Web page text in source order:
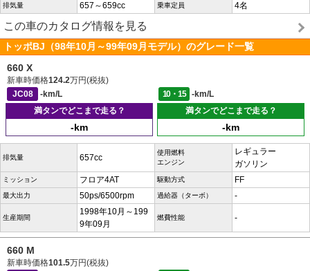
排気量 657～659cc 乗車定員 4名
この車のカタログ情報を見る
トッポBJ（98年10月～99年09月モデル）のグレード一覧
660 X
新車時価格124.2万円(税抜)
JC08
-km/L 10・15
-km/L
満タンでどこまで走る？
-km
満タンでどこまで走る？
-km
排気量 657cc
使用燃料
エンジン
レギュラー
ガソリン
ミッション フロア4AT 駆動方式 FF
最大出力 50ps/6500rpm 過給器（ターボ） -
生産期間
1998年10月～199
9年09月
燃費性能 -
660 M
新車時価格101.5万円(税抜)